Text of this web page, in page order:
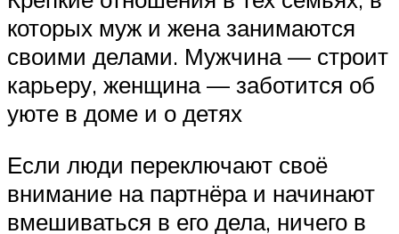
которых муж и жена занимаются
своими делами. Мужчина — строит
карьеру, женщина — заботится об
уюте в доме и о детях
Если люди переключают своё
внимание на партнёра и начинают
вмешиваться в его дела, ничего в